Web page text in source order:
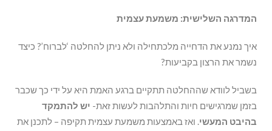
המדרגה השלישית: משמעת עצמית
איך נמנע את הדחייה מלכתחילה ולא ניתן להחלטה ‘לברוח’? כיצד
נשמר את הרצון בקביעות?
בשביל לוודא שההחלטה תתקיים ברגע האמת היא על ידי כך שכבר
בזמן שמרגישים חיות והתלהבות לעשות זאת- יש להתמקד
בהיבט המעשי. ואז באמצעות משמעת עצמית תקיפה – לתכנן את